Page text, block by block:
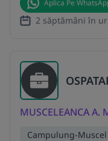
Aplica Pe
2 săptămâni în
MUSCELEANCA A.
Campulung-Muscel